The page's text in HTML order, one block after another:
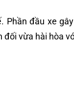
đầu xe
vừa hài hòa